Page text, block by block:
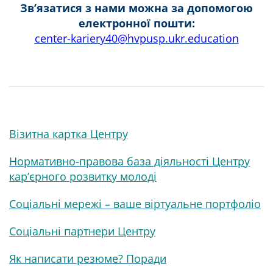
Зв’язатися з нами можна за допомогою
електронної пошти:
center-kariery40@hvpusp.ukr.education
Візитна картка Центру
Нормативно-правова база діяльності Центру
кар’єрного розвитку молоді
Соціальні мережі – ваше віртуальне портфоліо
Соціальні партнери Центру
Як написати резюме? Поради